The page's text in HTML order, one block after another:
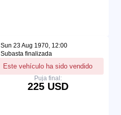
Sun 23 Aug 1970, 12:00
Subasta finalizada
Este vehículo ha sido vendido
Puja final:
225 USD